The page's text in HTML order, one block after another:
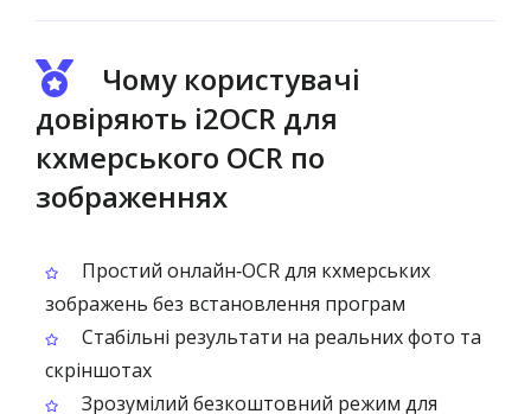
Чому користувачі
довіряють i2OCR для
кхмерського OCR по
зображеннях
Простий онлайн‑OCR для кхмерських
зображень без встановлення програм
Стабільні результати на реальних фото та
скріншотах
Зрозумілий безкоштовний режим для